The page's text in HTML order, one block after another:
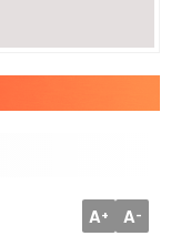
A+ A-